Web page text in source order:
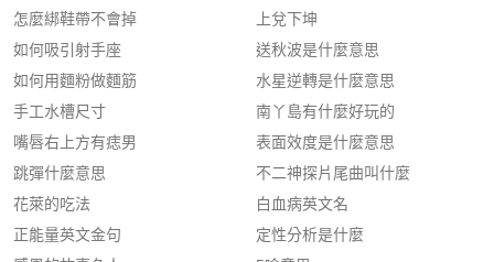
怎麼綁鞋帶不會掉
如何吸引射手座
如何用麵粉做麵筋
手工水槽尺寸
嘴唇右上方有痣男
跳彈什麼意思
花萊的吃法
正能量英文金句
上兌下坤
送秋波是什麼意思
水星逆轉是什麼意思
南丫島有什麼好玩的
表面效度是什麼意思
不二神探片尾曲叫什麼
白血病英文名
定性分析是什麼